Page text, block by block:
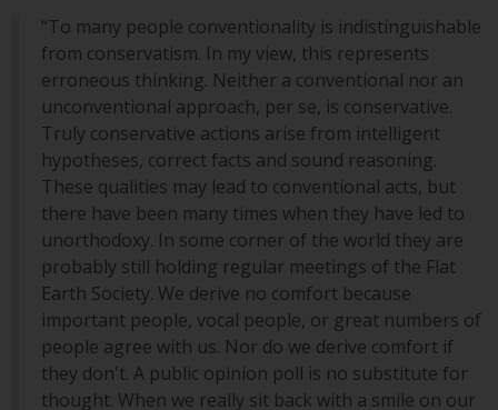
Gründungsdokumente, die
Jahresberichte und, sofern von
den jeweiligen von Redwheel
verwalteten Fonds erstellt, die
Halbjahresberichte und/oder das
Basisinformationsblatt (PRIIPs
KID) sind kostenlos erhältlich vom
Vertreter in der Schweiz. In Bezug
auf die qualifizierten Anlegern in
der Schweiz angebotenen Aktien
ist der Erfüllungsort der
eingetragene Sitz des Schweizer
Vertreters. Gerichtsstand ist am
Sitz des Schweizer Vertreters
oder am Sitz oder Wohnsitz des
“To many people conventionality is indistinguishable
from conservatism. In my view, this represents
erroneous thinking. Neither a conventional nor an
unconventional approach, per se, is conservative.
Truly conservative actions arise from intelligent
hypotheses, correct facts and sound reasoning.
These qualities may lead to conventional acts, but
there have been many times when they have led to
unorthodoxy. In some corner of the world they are
probably still holding regular meetings of the Flat
Earth Society. We derive no comfort because
important people, vocal people, or great numbers of
people agree with us. Nor do we derive comfort if
they don't. A public opinion poll is no substitute for
thought. When we really sit back with a smile on our